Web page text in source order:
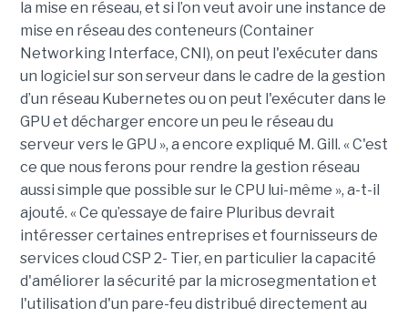
la mise en réseau, et si l’on veut avoir une instance de
mise en réseau des conteneurs (Container
Networking Interface, CNI), on peut l'exécuter dans
un logiciel sur son serveur dans le cadre de la gestion
d’un réseau Kubernetes ou on peut l'exécuter dans le
GPU et décharger encore un peu le réseau du
serveur vers le GPU », a encore expliqué M. Gill. « C'est
ce que nous ferons pour rendre la gestion réseau
aussi simple que possible sur le CPU lui-même », a-t-il
ajouté. « Ce qu’essaye de faire Pluribus devrait
intéresser certaines entreprises et fournisseurs de
services cloud CSP 2- Tier, en particulier la capacité
d'améliorer la sécurité par la microsegmentation et
l'utilisation d'un pare-feu distribué directement au